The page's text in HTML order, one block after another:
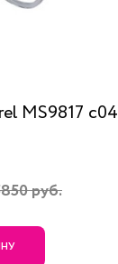
MS9817 c04
руб.